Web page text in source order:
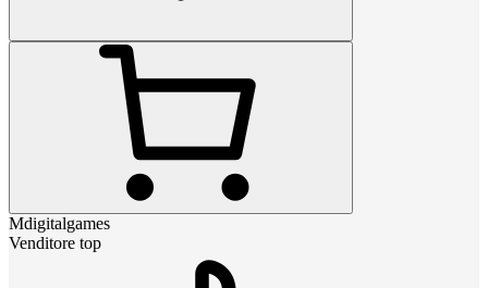
Mdigitalgames
Venditore top